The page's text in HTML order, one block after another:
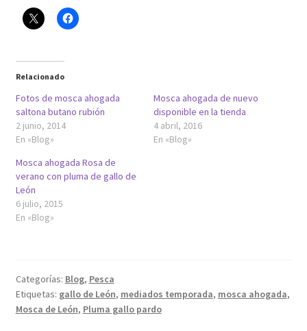
Relacionado
Fotos de mosca ahogada
saltona butano rubión
2 junio, 2014
En «Blog»
Mosca ahogada de nuevo
disponible en la tienda
4 abril, 2016
En «Blog»
Mosca ahogada Rosa de
verano con pluma de gallo de
León
6 julio, 2015
En «Blog»
Categorías: Blog, Pesca
Etiquetas: gallo de León, mediados temporada, mosca ahogada,
Mosca de León, Pluma gallo pardo